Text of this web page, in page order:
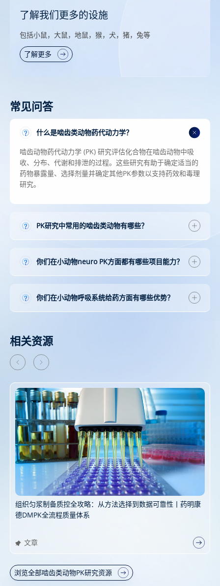
了解我们更多的设施
包括小鼠，大鼠，地鼠，猴，犬，猪，兔等
了解更多
常见问答
什么是啮齿类动物药代动力学？
啮齿动物药代动力学 (PK) 研究评估化合物在啮齿动物中吸
收、分布、代谢和排泄的过程。这些研究有助于确定适当的
药物暴露量、选择剂量并确定其他PK参数以支持药效和毒理
研究。
PK研究中常用的啮齿类动物有哪些？
你们在小动物neuro PK方面都有哪些项目能力？
你们在小动物呼吸系统给药方面有哪些优势？
相关资源
人源化动物模型：CNS药物暴露量PK评估新策略
文章
浏览全部啮齿类动物PK研究资源